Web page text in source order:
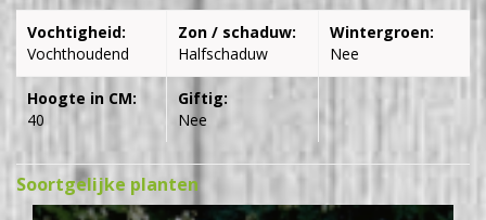
Vochtigheid:
Vochthoudend
Zon / schaduw:
Halfschaduw
Wintergroen:
Nee
Hoogte in CM:
40
Giftig:
Nee
Soortgelijke planten